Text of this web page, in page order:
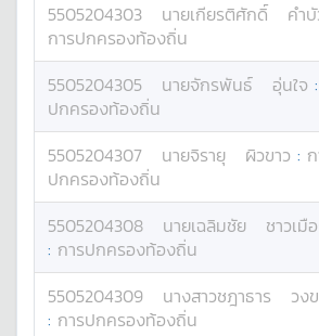
5505204303 นายเกียรติศักดิ์ คำ
การปกครองท้องถิ่น
5505204305 นายจักรพันธ์ อุ่นใจ :
ปกครองท้องถิ่น
5505204307 นายจิรายุ ผิวขาว :
ปกครองท้องถิ่น
5505204308 นายเฉลิมชัย
ชาวเมื
: การปกครองท้องถิ่น
5505204309 นางสาวชฎาธาร
วง
: การปกครองท้องถิ่น